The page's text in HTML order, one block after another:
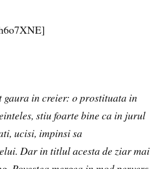
gaura in creier: o prostituata in
stiu foarte bine ca in jurul
ucisi, impinsi sa
Dar in titlul acesta de ziar mai